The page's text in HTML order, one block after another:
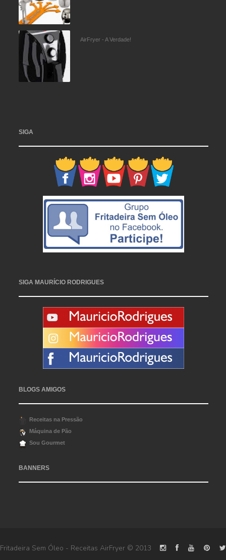
AirFryer - A Verdade!
SIGA
SIGA MAURÍCIO RODRIGUES
BLOGS AMIGOS
Receitas na Pressão
Máquina de Pão
Sou Gourmet
BANNERS
Fritadeira Sem Óleo - Receitas AirFryer © 2013